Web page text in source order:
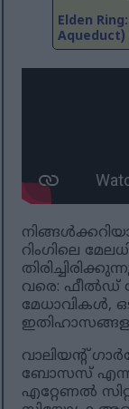
Elden
Aqueduct)
റിംഗിലെ
വരെ: ഫീൽഡ്
മേധാവികൾ,
വാലിയന്റ്
ബോസസ് എന്ന
എറ്റേണൽ